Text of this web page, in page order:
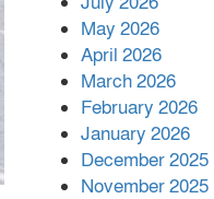
May 2026
April 2026
March 2026
February 2026
January 2026
December 2025
November 2025